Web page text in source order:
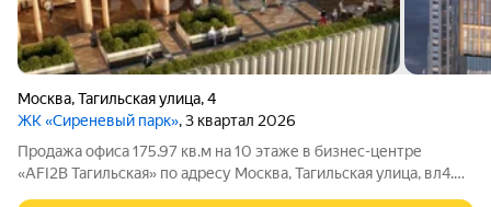
Москва,Тагильская улица,4
ЖК «Сиреневый парк», 3 квартал 2026
Продажа офиса 175.97 кв.м на 10 этаже в бизнес-центре
«AFI2B Тагильская» по адресу Москва, Тагильская улица, вл4.